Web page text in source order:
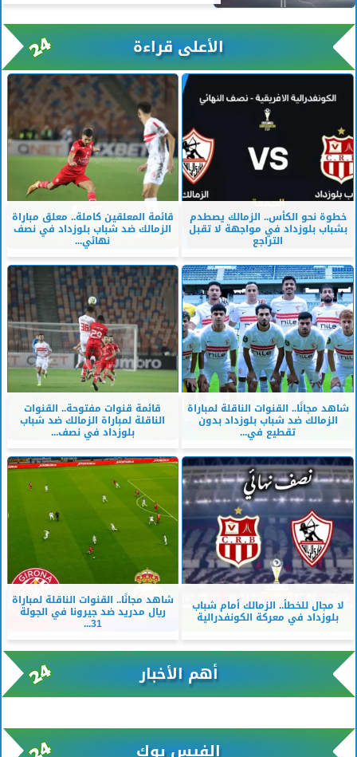
الأعلى قراءة
خطوة نحو الكأس.. الزمالك يصطدم
بشباب بلوزداد في مواجهة لا تقبل
التراجع
قائمة المعلقين كاملة.. معلق مباراة
الزمالك ضد شباب بلوزداد في نصف
نهائي...
شاهد مجانًا.. القنوات الناقلة لمباراة
الزمالك ضد شباب بلوزداد بدون
تقطيع في...
قائمة قنوات مفتوحة.. القنوات
الناقلة لمباراة الزمالك ضد شباب
بلوزداد في نصف...
لا مجال للخطأ.. الزمالك أمام شباب
بلوزداد في معركة الكونفدرالية
شاهد مجانًا.. القنوات الناقلة لمباراة
ريال مدريد ضد جيرونا في الجولة
31...
أهم الأخبار
الفيس بوك